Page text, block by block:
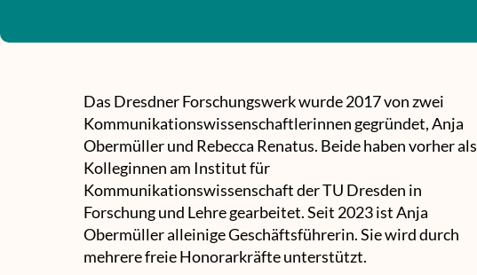
Das Dresdner Forschungswerk wurde 2017 von zwei
Kommunikationswissenschaftlerinnen gegründet, Anja
Obermüller und Rebecca Renatus. Beide haben vorher als
Kolleginnen am Institut für
Kommunikationswissenschaft der TU Dresden in
Forschung und Lehre gearbeitet. Seit 2023 ist Anja
Obermüller alleinige Geschäftsführerin. Sie wird durch
mehrere freie Honorarkräfte unterstützt.